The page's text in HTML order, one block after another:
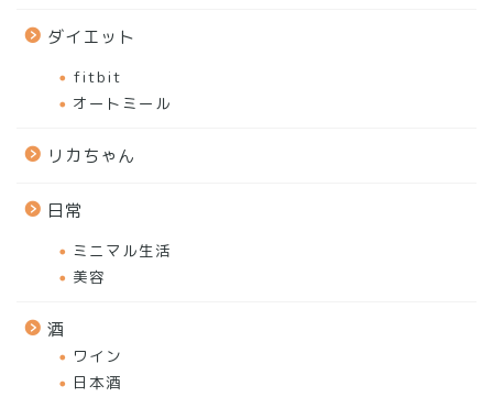
ダイエット
fitbit
オートミール
リカちゃん
日常
ミニマル生活
美容
酒
ワイン
日本酒